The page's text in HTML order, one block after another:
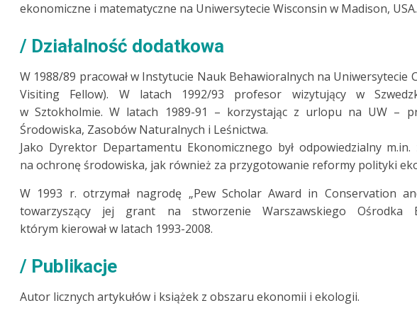
ekonomiczne i matematyczne na Uniwersytecie Wisconsin w Madison, USA.
Działalność dodatkowa
W 1988/89 pracował w Instytucie Nauk Behawioralnych na Uniwersytecie
Visiting Fellow). W latach 1992/93 profesor wizytujący w
w Sztokholmie. W latach 1989-91 – korzystając z urlopu na UW –
Środowiska, Zasobów Naturalnych i Leśnictwa.
Jako Dyrektor Departamentu Ekonomicznego był odpowiedzialny
na ochronę środowiska, jak również za przygotowanie reformy polityki
W 1993 r. otrzymał nagrodę „Pew Scholar Award in Conservation
towarzyszący jej grant na stworzenie Warszawskiego Ośrodka
którym kierował w latach 1993-2008.
Publikacje
Autor licznych artykułów i książek z obszaru ekonomii i ekologii.